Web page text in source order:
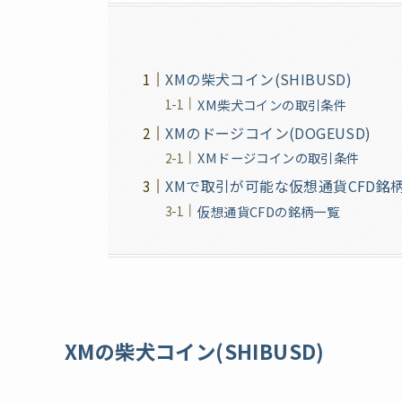
XMの柴犬コイン(SHIBUSD)
XM柴犬コインの取引条件
XMのドージコイン(DOGEUSD)
XMドージコインの取引条件
XMで取引が可能な仮想通貨CFD銘
仮想通貨CFDの銘柄一覧
XMの柴犬コイン(SHIBUSD)